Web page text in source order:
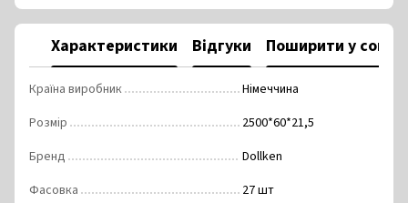
Характеристики Відгуки Поширити у
Країна виробник
Німеччина
Розмір
2500*60*21,5
Бренд
Dollken
Фасовка
27 шт